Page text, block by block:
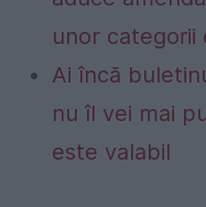
unor categorii
Ai încă
nu îl vei mai
este valabil